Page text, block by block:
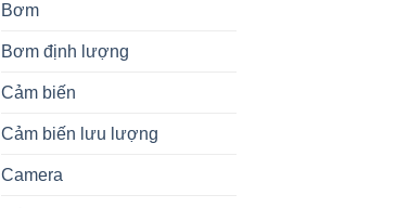
Bơm
Bơm định lượng
Cảm biến
Cảm biến lưu lượng
Camera